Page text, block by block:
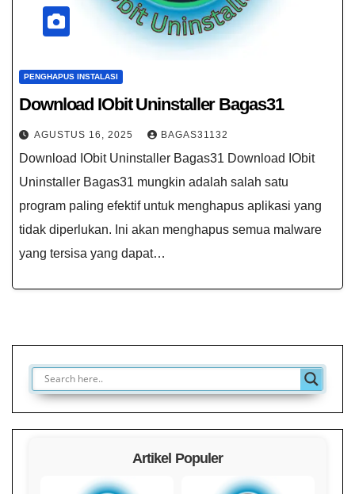
PENGHAPUS INSTALASI
Download IObit Uninstaller Bagas31
AGUSTUS 16, 2025 BAGAS31132
Download IObit Uninstaller Bagas31 Download IObit
Uninstaller Bagas31 mungkin adalah salah satu
program paling efektif untuk menghapus aplikasi yang
tidak diperlukan. Ini akan menghapus semua malware
yang tersisa yang dapat…
Artikel Populer